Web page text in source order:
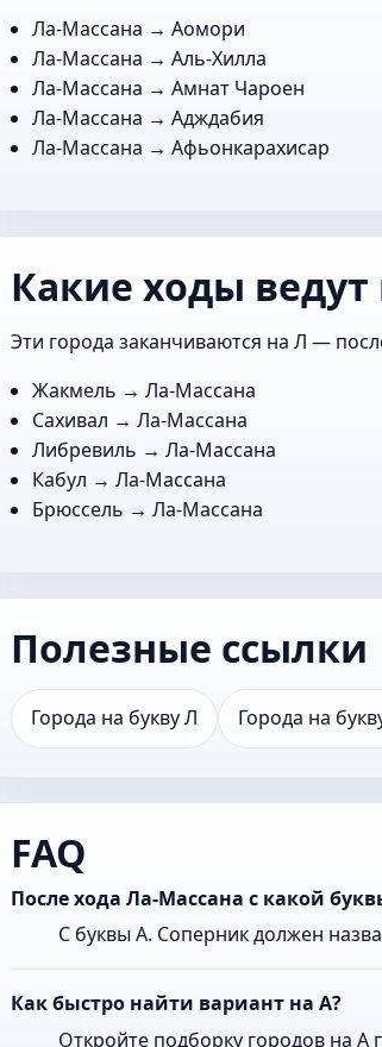
Ла-Массана →Аомори
Ла-Массана →Аль-Хилла
Ла-Массана →Амнат Чароен
Ла-Массана →Адждабия
Ла-Массана →Афьонкарахисар
Какие ходы
Эти города заканчиваются на Л —
Жакмель → Ла-Массана
Сахивал → Ла-Массана
Либревиль → Ла-Массана
Кабул → Ла-Массана
Брюссель → Ла-Массана
Полезные ссылки
Города на букву Л Города на
FAQ
После хода Ла-Массана с какой
С буквы А. Соперник должен
Как быстро найти вариант на А?
Откройте подборку городов на